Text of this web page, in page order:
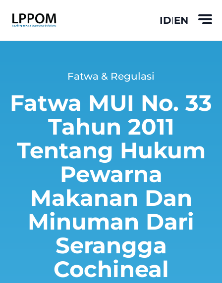
ID|EN
Fatwa & Regulasi
Fatwa MUI No. 33
Tahun 2011
Tentang Hukum
Pewarna
Makanan Dan
Minuman Dari
Serangga
Cochineal